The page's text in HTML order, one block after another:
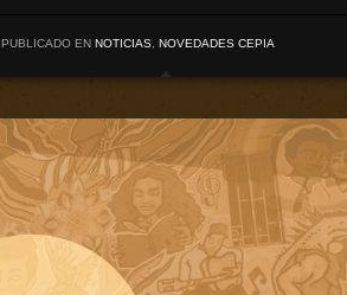
PUBLICADO EN NOTICIAS NOVEDADES CEPIA